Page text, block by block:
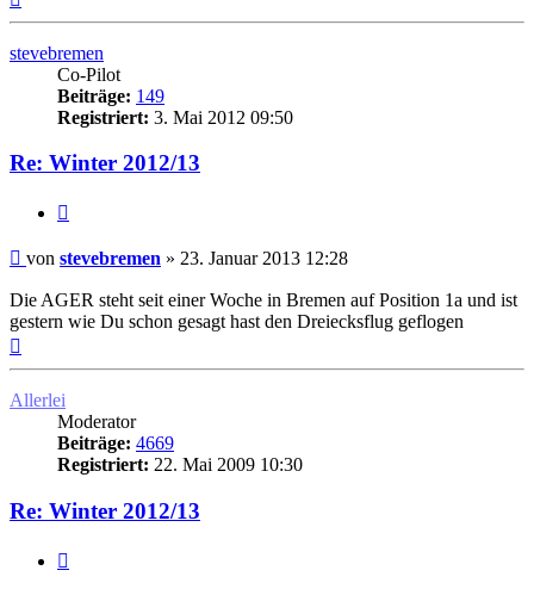
stevebremen
Co-Pilot
Beiträge: 149
Registriert: 3. Mai 2012 09:50
Re: Winter 2012/13
Ungelesener
von stevebremen » 23. Januar 2013 12:28
Die AGER steht seit einer Woche in Bremen auf Position 1a und ist
gestern wie Du schon gesagt hast den Dreiecksflug geflogen
Allerlei
Moderator
Beiträge: 4669
Registriert: 22. Mai 2009 10:30
Re: Winter 2012/13